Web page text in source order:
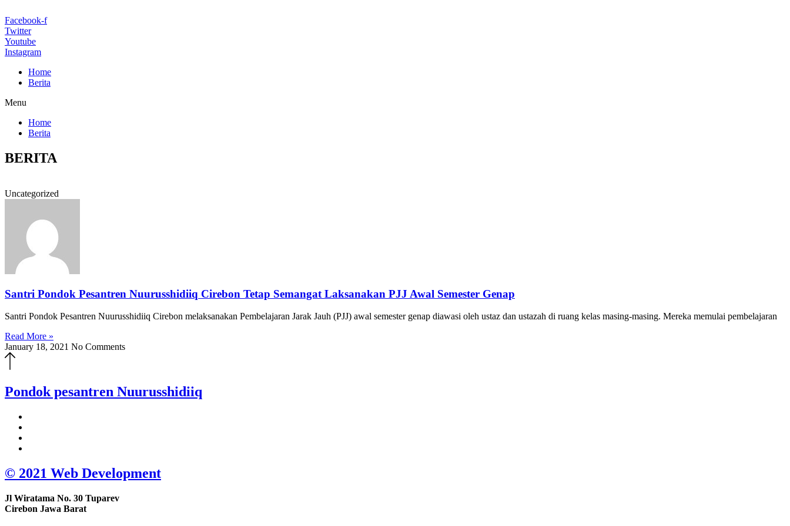
Facebook-f
Twitter
Youtube
Instagram
Home
Berita
Menu
Home
Berita
BERITA
Uncategorized
Santri Pondok Pesantren Nuurusshidiiq Cirebon Tetap Semangat Laksanakan PJJ Awal Semester Genap
Santri Pondok Pesantren Nuurusshidiiq Cirebon melaksanakan Pembelajaran Jarak Jauh (PJJ) awal semester genap diawasi oleh ustaz dan ustazah di ruang kelas masing-masing. Mereka memulai pembelajaran
Read More »
January 18, 2021 No Comments
Pondok pesantren Nuurusshidiiq
© 2021 Web Development
Jl Wiratama No. 30 Tuparev
Cirebon Jawa Barat